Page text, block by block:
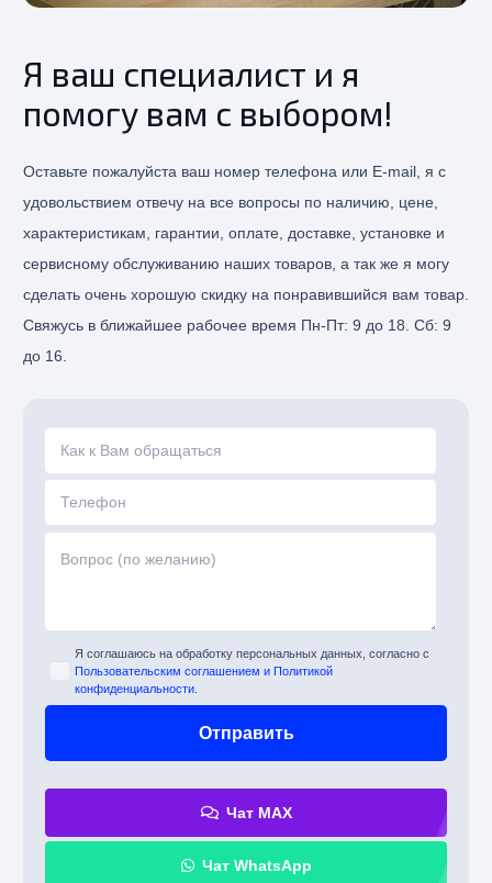
Я ваш специалист и я
помогу вам с выбором!
Оставьте пожалуйста ваш номер телефона или E-mail, я с
удовольствием отвечу на все вопросы по наличию, цене,
характеристикам, гарантии, оплате, доставке, установке и
сервисному обслуживанию наших товаров, а так же я могу
сделать очень хорошую скидку на понравившийся вам товар.
Свяжусь в ближайшее рабочее время Пн-Пт: 9 до 18. Сб: 9
до 16.
Я соглашаюсь на обработку персональных данных, согласно с
Пользовательским соглашением и Политикой
конфиденциальности.
Чат MAX
Чат WhatsApp